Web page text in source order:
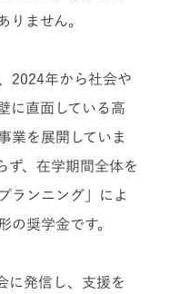
りません。
2024年から社会や
に直面している高
業を展開していま
ず、在学期間全体を
ランニング」によ
の奨学金です。
に発信し、支援を